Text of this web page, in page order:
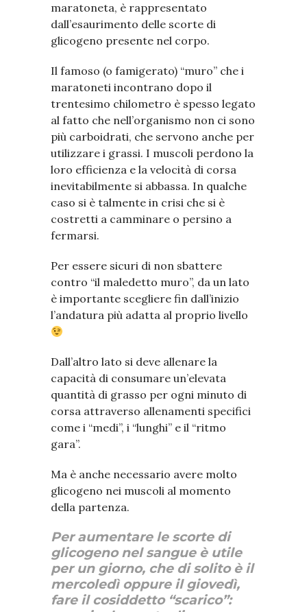
maratoneta, è rappresentato
dall’esaurimento delle scorte di
glicogeno presente nel corpo.
Il famoso (o famigerato) “muro” che i
maratoneti incontrano dopo il
trentesimo chilometro è spesso legato
al fatto che nell’organismo non ci sono
più carboidrati, che servono anche per
utilizzare i grassi. I muscoli perdono la
loro efficienza e la velocità di corsa
inevitabilmente si abbassa. In qualche
caso si è talmente in crisi che si è
costretti a camminare o persino a
fermarsi.
Per essere sicuri di non sbattere
contro “il maledetto muro”, da un lato
è importante scegliere fin dall’inizio
l’andatura più adatta al proprio livello
Dall’altro lato si deve allenare la
capacità di consumare un’elevata
quantità di grasso per ogni minuto di
corsa attraverso allenamenti specifici
come i “medi”, i “lunghi” e il “ritmo
gara”.
Ma è anche necessario avere molto
glicogeno nei muscoli al momento
della partenza.
Per aumentare le scorte di
glicogeno nel sangue è utile
per un giorno, che di solito è il
mercoledì oppure il giovedì,
fare il cosiddetto “scarico”: